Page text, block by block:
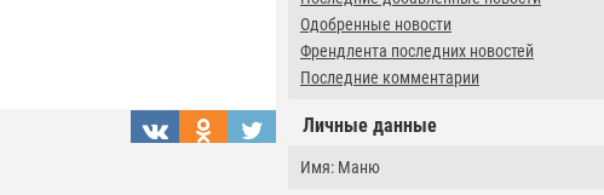
Одобренные новости
Френдлента последних новостей
Последние комментарии
Личные данные
Имя: Маню